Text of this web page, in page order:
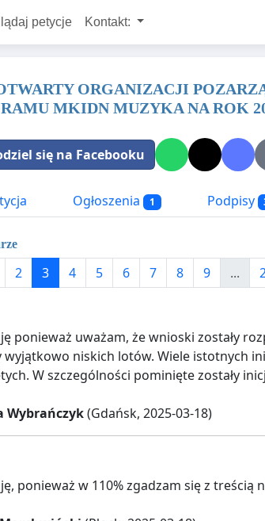
petycje Kontakt:
ORGANIZACJI
MKIDN MUZYKA NA
się na Facebooku
Ogłoszenia 1 Podpisy
2 3 4 5 6 7 8 9 ...
ponieważ uważam, że wnioski zostały
niskich lotów. Wiele istotnych
W szczególności pominięte zostały
Wybrańczyk(Gdańsk, 2025-03-18)
ponieważ w 110% zgadzam się z treścią